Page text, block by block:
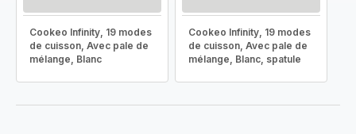
Cookeo Infinity, 19 modes
de cuisson, Avec pale de
mélange, Blanc
Cookeo Infinity, 19 modes
de cuisson, Avec pale de
mélange, Blanc, spatule